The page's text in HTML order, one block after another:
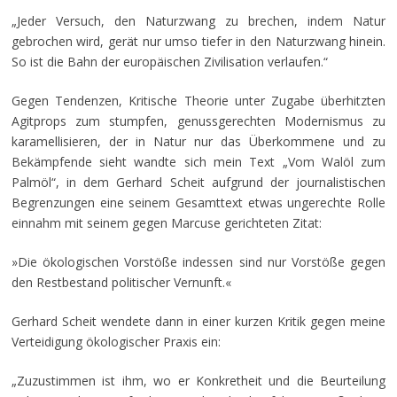
„Jeder Versuch, den Naturzwang zu brechen, indem Natur
gebrochen wird, gerät nur umso tiefer in den Naturzwang hinein.
So ist die Bahn der europäischen Zivilisation verlaufen.“
Gegen Tendenzen, Kritische Theorie unter Zugabe überhitzten
Agitprops zum stumpfen, genussgerechten Modernismus zu
karamellisieren, der in Natur nur das Überkommene und zu
Bekämpfende sieht wandte sich mein Text „Vom Walöl zum
Palmöl“, in dem Gerhard Scheit aufgrund der journalistischen
Begrenzungen eine seinem Gesamttext etwas ungerechte Rolle
einnahm mit seinem gegen Marcuse gerichteten Zitat:
»Die ökologischen Vorstöße indessen sind nur Vorstöße gegen
den Restbestand politischer Vernunft.«
Gerhard Scheit wendete dann in einer kurzen Kritik gegen meine
Verteidigung ökologischer Praxis ein:
„Zuzustimmen ist ihm, wo er Konkretheit und die Beurteilung